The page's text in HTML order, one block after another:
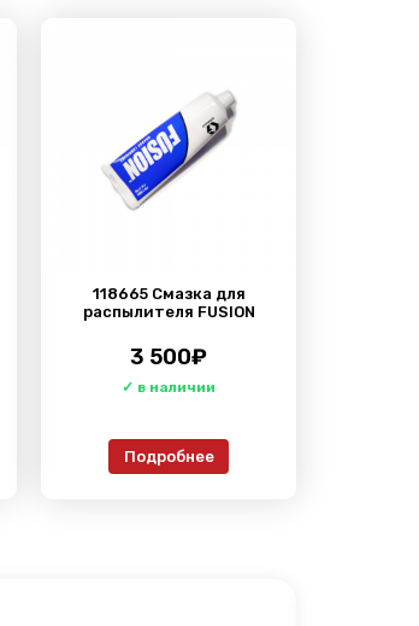
118665 Смазка для
распылителя FUSION
3 500₽
Подробнее